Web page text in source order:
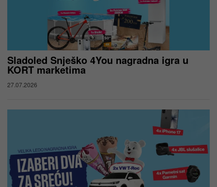
Sladoled Snješko 4You nagradna igra u
KORT marketima
27.07.2026